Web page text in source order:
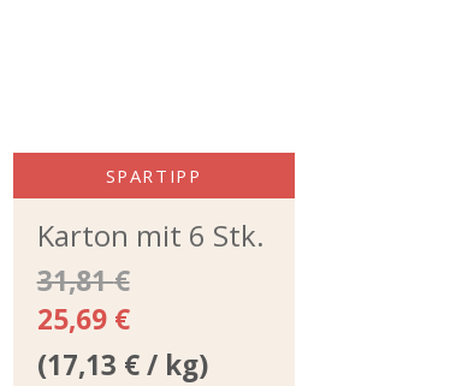
SPARTIPP
Karton mit 6 Stk.
31,81€
25,69 €
(17,13 €/ kg)